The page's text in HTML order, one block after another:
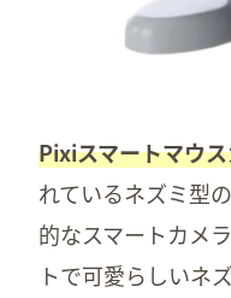
Pixiスマートマウ
れているネズミ型
的なスマートカメ
トで可愛らしいネ